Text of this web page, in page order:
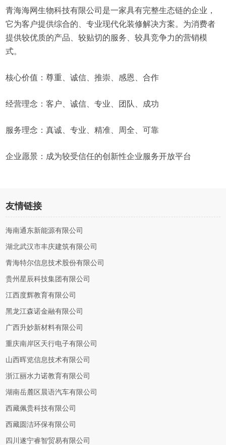
青海海网生物科技有限公司是一家具有完整生态链的企业，
它为客户提供综合的、专业现代化装修解决方案。为消费者
提供较优质的产品、较贴切的服务、较具竞争力的营销模
式。
核心价值：尊重、诚信、推崇、感恩、合作
经营理念：客户、诚信、专业、团队、成功
服务理念：真诚、专业、精准、周全、可靠
企业愿景：成为较受信任的创新性企业服务开放平台
友情链接
海南通东新能源有限公司
湖北武汉市丰庆建筑有限公司
青海特尔信息技术股份有限公司
贵州星辰科技集团有限公司
江西度辉教育有限公司
黑龙江森诺金融有限公司
广西升妙新材料有限公司
重庆南岸区天行电子有限公司
山西晖览信息技术有限公司
浙江丽水力诺教育有限公司
湖南岳麓区晨语汽车有限公司
西藏佩贵科技有限公司
西藏圆洁环保有限公司
四川遂宁睿智贸易有限公司